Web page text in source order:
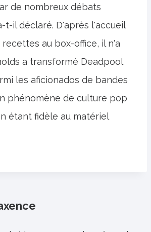
de nombreux débats
t-il déclaré. D'après l'accueil
au box-office, il n'a
a transformé Deadpool
les aficionados de bandes
phénomène de culture pop
étant fidèle au matériel